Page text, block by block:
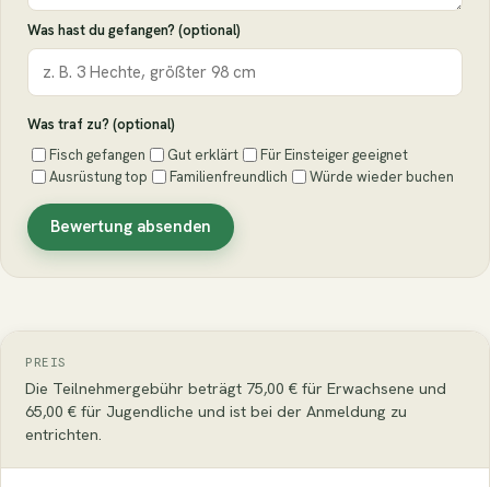
Was hast du gefangen? (optional)
Was traf zu? (optional)
Fisch gefangen
Gut erklärt
Für Einsteiger geeignet
Ausrüstung top
Familienfreundlich Würde wieder buchen
Bewertung absenden
PREIS
Die Teilnehmergebühr beträgt 75,00 € für Erwachsene und
65,00 € für Jugendliche und ist bei der Anmeldung zu
entrichten.